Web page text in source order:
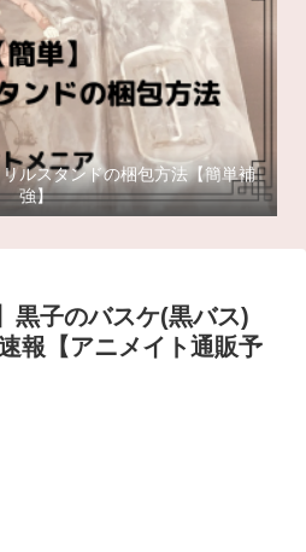
ルスタンドの梱包方法【簡単補
強】
黒子のバスケ(黒バス)
報【アニメイト通販予